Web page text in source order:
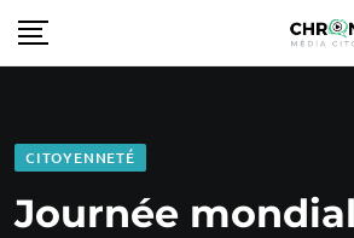
CITOYENNETÉ
Journée